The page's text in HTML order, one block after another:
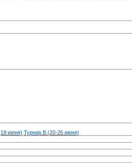
июня) Турнир B (20-26 июня)